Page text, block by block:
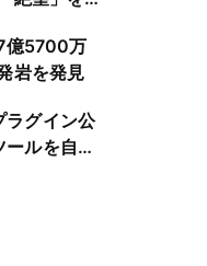
億5700万
岩を発見
グイン公
ルを自動